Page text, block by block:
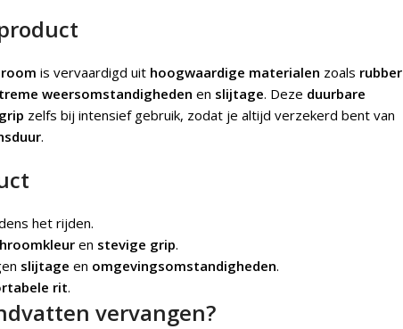
is vervaardigd uit hoogwaardige materialen zoals rubber
weersomstandigheden en slijtage. Deze duurbare
grip zelfs bij intensief gebruik, zodat je altijd verzekerd bent van
.
het rijden.
en stevige grip.
slijtage en omgevingsomstandigheden.
rit.
vervangen?